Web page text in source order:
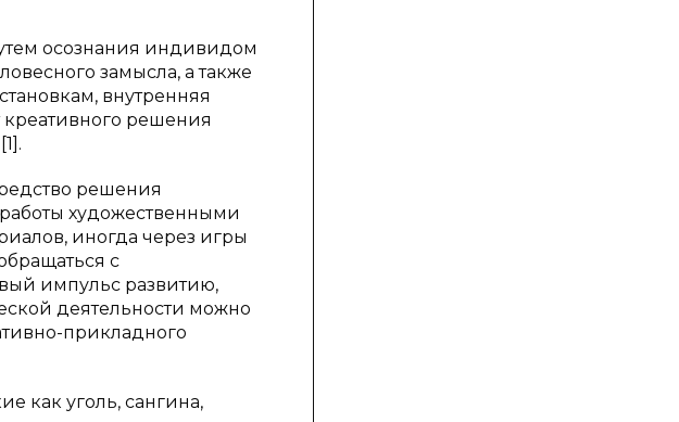
осознания индивидом
замысла, а также
внутренняя
решения
решения
художественными
иногда через игры
с
импульс развитию,
деятельности можно
прикладного
как уголь, сангина,